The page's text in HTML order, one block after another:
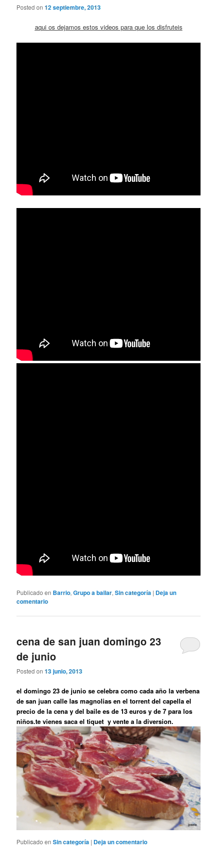
Posted on12 septiembre, 2013
aqui os dejamos estos videos para que los disfruteis
Publicado en Barrio,Grupo a bailar,Sin categoría | Deja un
comentario
cena de san juan domingo 23
de junio
Posted on13 junio, 2013
el domingo 23 de junio se celebra como cada año la verbena
de san juan calle las magnolias en el torrent del capella el
precio de la cena y del baile es de 13 euros y de 7 para los
niños.te vienes saca el tiquet y vente a la diversion.
Publicado en Sin categoría | Deja un comentario